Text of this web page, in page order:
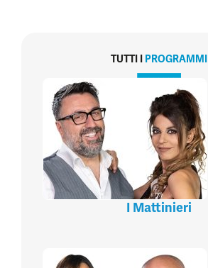
TUTTI I PROGRAMMI
I Mattinieri